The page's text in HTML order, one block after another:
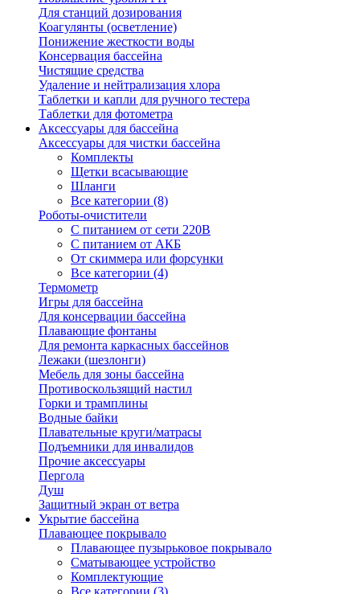
Для станций дозирования
Коагулянты (осветление)
Понижение жесткости воды
Консервация бассейна
Чистящие средства
Удаление и нейтрализация хлора
Таблетки и капли для ручного тестера
Таблетки для фотометра
Аксессуары для бассейна
Аксессуары для чистки бассейна
Комплекты
Щетки всасывающие
Шланги
Все категории (8)
Роботы-очистители
С питанием от сети 220В
С питанием от АКБ
От скиммера или форсунки
Все категории (4)
Термометр
Игры для бассейна
Для консервации бассейна
Плавающие фонтаны
Для ремонта каркасных бассейнов
Лежаки (шезлонги)
Мебель для зоны бассейна
Противоскользящий настил
Горки и трамплины
Водные байки
Плавательные круги/матрасы
Подъемники для инвалидов
Прочие аксессуары
Пергола
Душ
Защитный экран от ветра
Укрытие бассейна
Плавающее покрывало
Плавающее пузырьковое покрывало
Сматывающее устройство
Комплектующие
Все категории (3)